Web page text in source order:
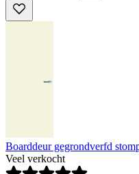
Boarddeur gegrondverfd
Veel verkocht